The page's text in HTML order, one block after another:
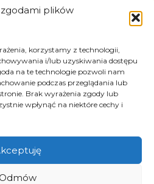
zgodami plików
korzystamy z technologii,
i/lub uzyskiwania dostępu
na te technologie pozwoli nam
podczas przeglądania lub
Brak wyrażenia zgody lub
wpłynąć na niektóre cechy i
Odmów